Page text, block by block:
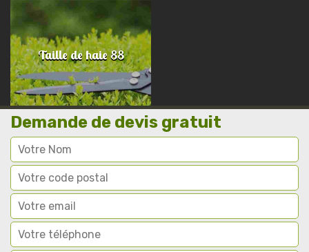
Taille de haie 88
Demande de devis gratuit